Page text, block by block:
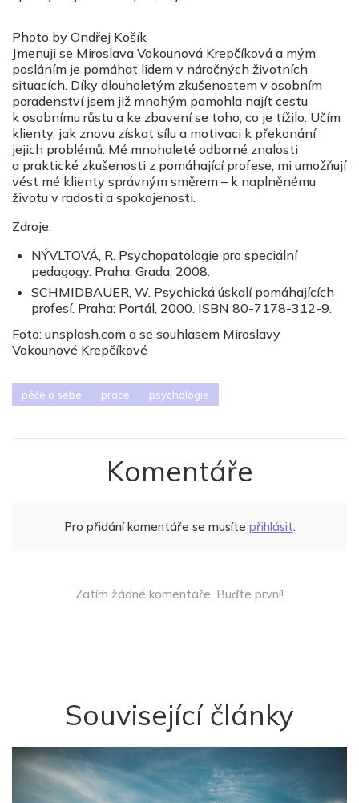
Photo by Ondřej Košík
Jmenuji se Miroslava Vokounová Krepčíková a mým
posláním je pomáhat lidem v náročných životních
situacích. Díky dlouholetým zkušenostem v osobním
poradenství jsem již mnohým pomohla najít cestu
k osobnímu růstu a ke zbavení se toho, co je tížilo. Učím
klienty, jak znovu získat sílu a motivaci k překonání
jejich problémů. Mé mnohaleté odborné znalosti
a praktické zkušenosti z pomáhající profese, mi umožňují
vést mé klienty správným směrem – k naplněnému
životu v radosti a spokojenosti.
Zdroje:
NÝVLTOVÁ, R. Psychopatologie pro speciální
pedagogy. Praha: Grada, 2008.
SCHMIDBAUER, W. Psychická úskalí pomáhajících
profesí. Praha: Portál, 2000. ISBN 80-7178-312-9.
Foto: unsplash.com a se souhlasem Miroslavy
Vokounové Krepčíkové
péče o sebe práce psychologie
Komentáře
Pro přidání komentáře se musíte přihlásit.
Zatím žádné komentáře. Buďte první!
Související články